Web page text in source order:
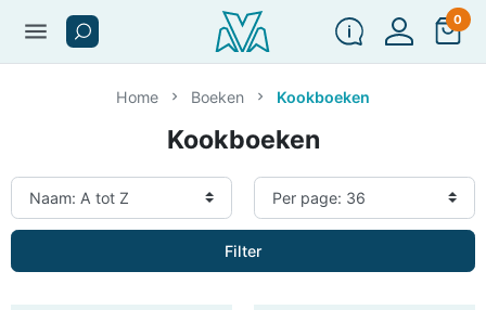
menu 0
Home Boeken Kookboeken
Kookboeken
Filter